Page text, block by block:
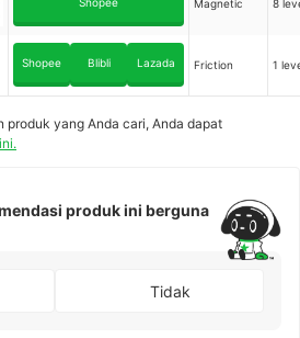
Magnetic 8
Shopee Blibli Lazada Friction 1
yang Anda cari, Anda dapat
produk ini berguna
Tidak